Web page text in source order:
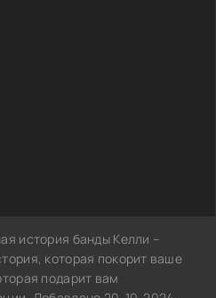
история банды Келли –
которая покорит ваше
подарит вам